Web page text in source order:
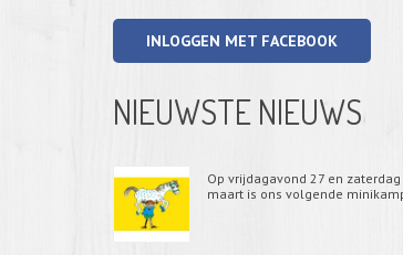
INLOGGEN MET FACEBOOK
NIEUWSTE NIEUWS
Op vrijdagavond 27 en zaterdag
maart is ons volgende